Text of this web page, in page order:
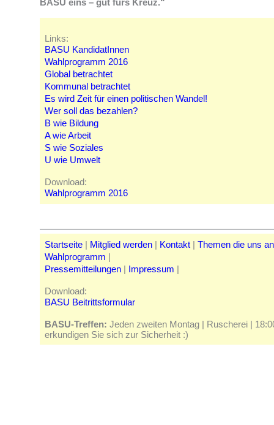
BASU eins – gut fürs Kreuz.“
Links:
BASU KandidatInnen
Wahlprogramm 2016
Global betrachtet
Kommunal betrachtet
Es wird Zeit für einen politischen Wandel!
Wer soll das bezahlen?
B wie Bildung
A wie Arbeit
S wie Soziales
U wie Umwelt
Download:
Wahlprogramm 2016
Startseite | Mitglied werden | Kontakt | Themen die uns
Wahlprogramm |
Pressemitteilungen | Impressum |
Download:
BASU Beitrittsformular
BASU-Treffen: Jeden zweiten Montag | Ruscherei |
erkundigen Sie sich zur Sicherheit :)